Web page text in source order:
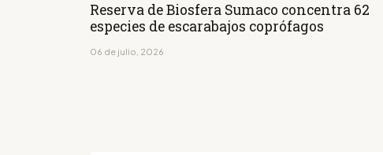
Reserva de Biosfera Sumaco concentra 62
especies de escarabajos coprófagos
06 de julio, 2026